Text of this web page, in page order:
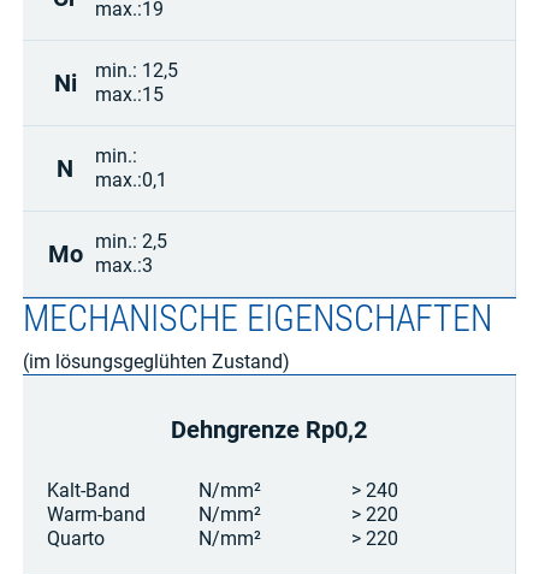
max.:19
Ni
min.:
max.:
12,5
15
N
min.:
max.:0,1
Mo min.:
max.:
2,5
3
MECHANISCHE EIGENSCHAFTEN
(im lösungsgeglühten Zustand)
Kalt-Band
Warm-band
Quarto
Dehngrenze Rp0,2
N/mm²
N/mm²
N/mm²
> 240
> 220
> 220